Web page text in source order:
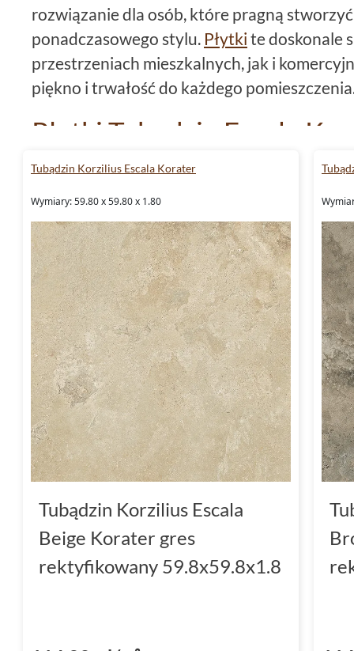
rozwiązanie dla osób, które pragną
ponadczasowego stylu. Płytki te doskonale
przestrzeniach mieszkalnych, jak i
piękno i trwałość do każdego
Płytki Tubądzin Escala
ponadczasowy design i
Kolekcja Escala Korater od Tubądzin to
wyrafinowanego wzornictwa. Płytki te
naturalnymi barwami oraz strukturalną
naśladuje wygląd kamienia. Dzięki wysokiej
zaawansowanym technologiom produkcji,
na ścieranie, wilgoć oraz zmienne warunki
doskonałym wyborem do wnętrz oraz
na
elewacje.
Escala Beige Korater -
Escala Beige Korater to płytki w
wprowadzają do wnętrz ciepło i spokojną
że przestrzeń wydaje się większa i bardziej
struktura nadaje wnętrzom elegancji i
Beige Korater doskonale sprawdzą się w
także w miejscach, gdzie potrzebna jest
Tubądzin Korzilius Escala Korater
Wymiary: 59.80 x 59.80 x 1.80
Tubądzin Korzilius Escala
Beige Korater gres
rektyfikowany 59.8x59.8x1.8